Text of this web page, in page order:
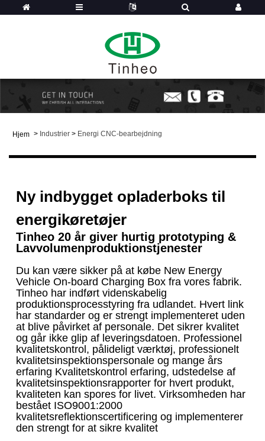
Hjem > Industrier > Energi CNC-bearbejdning
Ny indbygget opladerboks til
energikøretøjer
Tinheo 20 år giver hurtig prototyping &
Lavvolumenproduktionstjenester
Du kan være sikker på at købe New Energy
Vehicle On-board Charging Box fra vores fabrik.
Tinheo har indført videnskabelig
produktionsprocesstyring fra udlandet. Hvert link
har standarder og er strengt implementeret uden
at blive påvirket af personale. Det sikrer kvalitet
og går ikke glip af leveringsdatoen. Professionel
kvalitetskontrol, pålideligt værktøj, professionelt
kvalitetsinspektionspersonale og mange års
erfaring Kvalitetskontrol erfaring, udstedelse af
kvalitetsinspektionsrapporter for hvert produkt,
kvaliteten kan spores for livet. Virksomheden har
bestået ISO9001:2000
kvalitetsreflektionscertificering og implementerer
den strengt for at sikre kvalitet